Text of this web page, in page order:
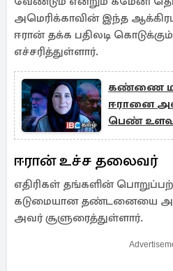
அமெரிக்காவின் இந்த
ஈரான் தக்க பதிலடி
எச்சரித்துள்ளார்.
கண்ணை
ஈரானை
பெண்
ஈரான் உச்ச தலைவர்
எதிரிகள் தங்களின்
கடுமையான தண்டனையை
அவர் சூளுரைத்துள்ளார்.